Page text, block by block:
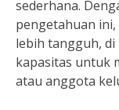
sederhana.
pengetahuan
lebih tangguh, di
kapasitas untuk
atau anggota